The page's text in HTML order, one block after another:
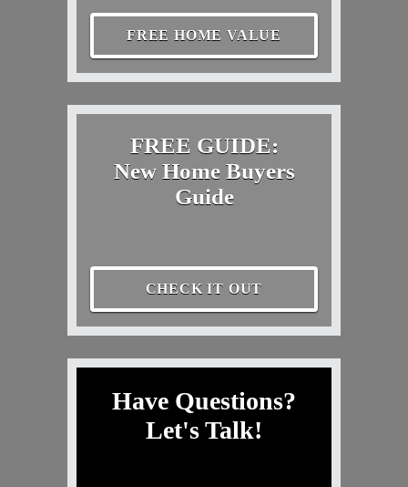
FREE HOME VALUE
FREE GUIDE:
New Home Buyers
Guide
CHECK IT OUT
Have Questions?
Let's Talk!